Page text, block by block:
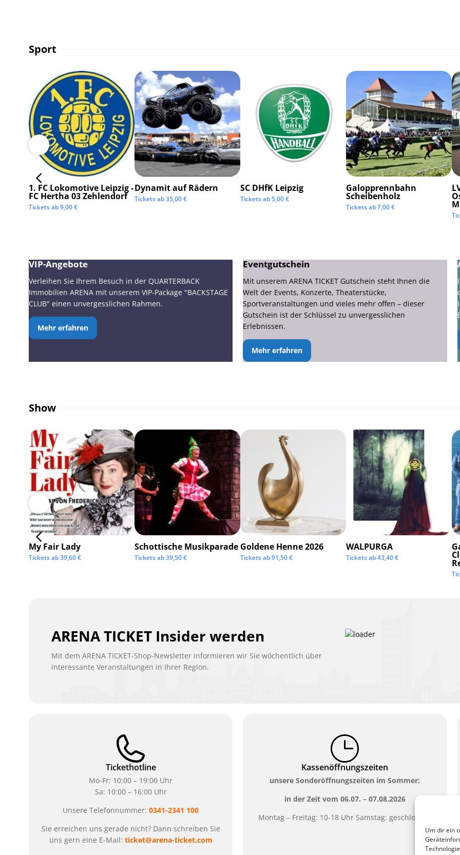
Um dir ein
Sport
1. FC Lokomotive Leipzig -
FC Hertha 03 Zehlendorf
Tickets ab9,00€
Dynamit auf Rädern
Tickets ab35,00€
SC DHfK Leipzig
Tickets ab5,00€
Galopprennbahn
Scheibenholz
Tickets ab7,00€
VIP-Angebote
Verleihen Sie Ihrem Besuch in der QUARTERBACK
Immobilien ARENA mit unserem VIP-Package "BACKSTAGE
CLUB" einen unvergesslichen Rahmen.
Mehr erfahren
Eventgutschein
Mit unserem ARENA TICKET Gutschein steht Ihnen die
Welt der Events, Konzerte, Theaterstücke,
Sportveranstaltungen und vieles mehr offen – dieser
Gutschein ist der Schlüssel zu unvergesslichen
Erlebnissen.
Mehr erfahren
Show
My Fair Lady
Tickets ab39,60€
Schottische Musikparade
Tickets ab39,50€
Goldene Henne 2026
Tickets ab91,50€
WALPURGA
Tickets ab43,40€
ARENA TICKET Insider werden
Mit dem ARENA TICKET-Shop-Newsletter informieren wir Sie wöchentlich über
interessante Veranstaltungen in Ihrer Region.
Tickethotline
Mo-Fr: 10:00 – 19:00 Uhr
Sa: 10:00 – 16:00 Uhr
Unsere Telefonnummer:0341-2341 100
Sie erreichen uns gerade nicht? Dann schreiben Sie
uns gern eine E-Mail: ticket@arena-ticket.com
Kassenöffnungszeiten
unsere Sonderöffnungszeiten im Sommer:
in der Zeit vom 06.07. – 07.08.2026
Montag – Freitag: 10-18 Uhr Samstag: geschlossen